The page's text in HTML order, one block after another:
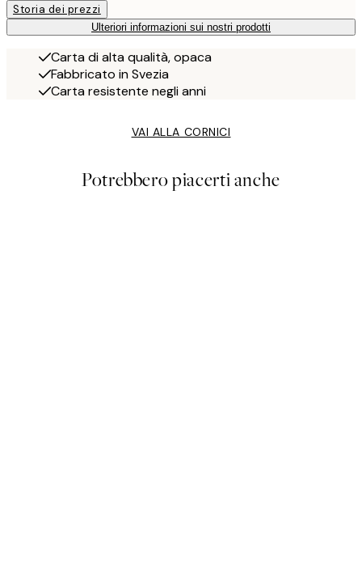
Storia dei prezzi
Ulteriori informazioni sui nostri prodotti
Carta di alta qualità, opaca
Fabbricato in Svezia
Carta resistente negli anni
VAI ALLA CORNICI
Potrebbero piacerti anche